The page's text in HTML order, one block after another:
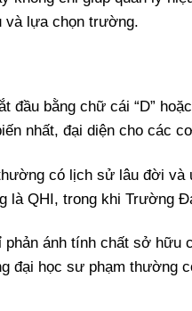
và lựa chọn trường.
đầu bằng chữ cái “D”
nhất, đại diện cho các
có lịch sử lâu đời
là QHI, trong khi Trường
phản ánh tính chất sở
đại học sư phạm thường